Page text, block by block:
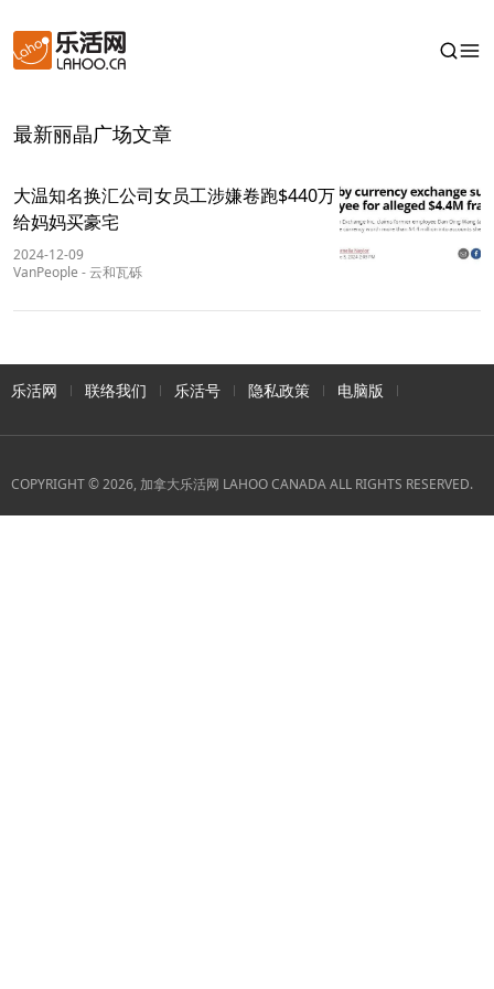
最新丽晶广场文章
大温知名换汇公司女员工涉嫌卷跑$440万
给妈妈买豪宅
2024-12-09
VanPeople -云和瓦砾
乐活网 联络我们 乐活号 隐私政策 电脑版
COPYRIGHT © 2026, 加拿大乐活网 LAHOO CANADA ALL RIGHTS RESERVED.